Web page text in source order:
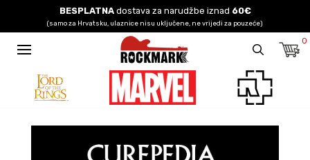
BESPLATNAdostava za narudžbe iznad 60€
(samo za Hrvatsku, ulaznice nisu uključene, ne vrijedi za pouzeće)
0